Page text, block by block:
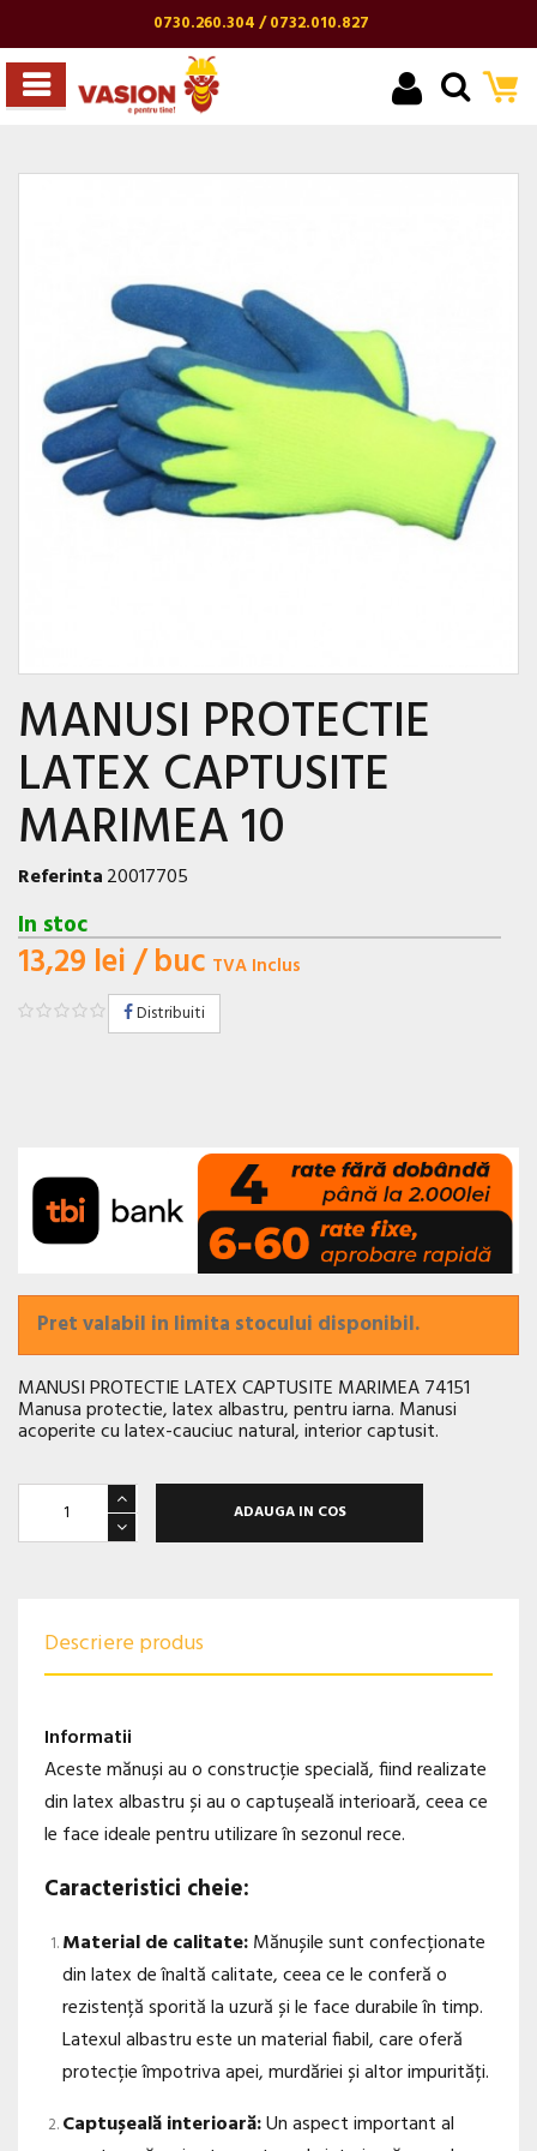
0730.260.304 / 0732.010.827
MANUSI PROTECTIE
LATEX CAPTUSITE
MARIMEA 10
Referinta20017705
In stoc
13,29 lei/ buc TVA Inclus
Distribuiti
Pret valabil in limita stocului disponibil.
MANUSI PROTECTIE LATEX CAPTUSITE MARIMEA 74151
Manusa protectie, latex albastru, pentru iarna. Manusi
acoperite cu latex-cauciuc natural, interior captusit.
ADAUGA IN COS
Descriere produs
Informatii
Aceste mănuși au o construcție specială, fiind realizate
din latex albastru și au o captușeală interioară, ceea ce
le face ideale pentru utilizare în sezonul rece.
Caracteristici cheie:
Material de calitate:Mănușile sunt confecționate
din latex de înaltă calitate, ceea ce le conferă o
rezistență sporită la uzură și le face durabile în timp.
Latexul albastru este un material fiabil, care oferă
protecție împotriva apei, murdăriei și altor impurități.
Captușeală interioară:Un aspect important al